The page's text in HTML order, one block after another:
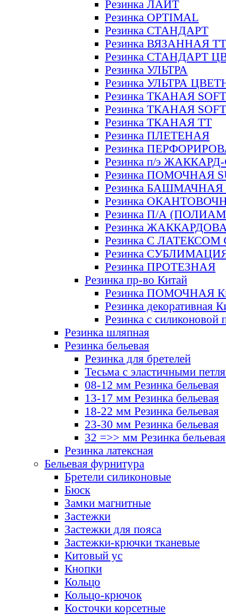
Резинка ЛАЙТ
Резинка OPTIMAL
Резинка СТАНДАРТ
Резинка ВЯЗАННАЯ ТТ
Резинка СТАНДАРТ
Резинка УЛЬТРА
Резинка УЛЬТРА
Резинка ТКАНАЯ SOFT
Резинка ТКАНАЯ
Резинка ТКАНАЯ ТТ
Резинка ПЛЕТЕНАЯ
Резинка
Резинка п/э
Резинка ПОМОЧНАЯ
Резинка БАШМАЧНАЯ
Резинка
Резинка П/А
Резинка
Резинка С ЛАТЕКСОМ
Резинка
Резинка ПРОТЕЗНАЯ
Резинка пр-во Китай
Резинка ПОМОЧНАЯ
Резинка декоративная
Резинка с силиконовой
Резинка шляпная
Резинка бельевая
Резинка для бретелей
Тесьма с эластичными
08-12 мм Резинка бельевая
13-17 мм Резинка бельевая
18-22 мм Резинка бельевая
23-30 мм Резинка бельевая
32 =>> мм Резинка бельевая
Резинка латексная
Бельевая фурнитура
Бретели силиконовые
Бюск
Замки магнитные
Застежки
Застежки для пояса
Застежки-крючки тканевые
Китовый ус
Кнопки
Кольцо
Кольцо-крючок
Косточки корсетные